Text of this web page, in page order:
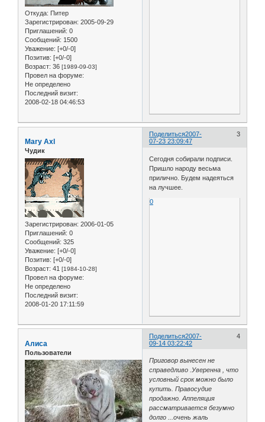
Откуда: Питер
Зарегистрирован: 2005-09-29
Приглашений: 0
Сообщений: 1500
Уважение: [+0/-0]
Позитив: [+0/-0]
Возраст: 36 [1989-09-03]
Провел на форуме:
Не определено
Последний визит:
2008-02-18 04:46:53
Поделиться 3
2007-
07-23 23:09:47
Mary Axl
Чудик
Зарегистрирован: 2006-01-05
Приглашений: 0
Сообщений: 325
Уважение: [+0/-0]
Позитив: [+0/-0]
Возраст: 41 [1984-10-28]
Провел на форуме:
Не определено
Последний визит:
2008-01-20 17:11:59
Сегодня собирали подписи.
Пришло народу весьма
прилично. Будем надеяться
на лучшее.
0
Поделиться 4
2007-
09-14 03:22:42
Алиса
Пользователи
Приговор вынесен не
справедливо .Уверенна , что
условный срок можно было
купить. Правосудие
продажно. Аппеляция
рассматривается безумно
долго ...очень жаль